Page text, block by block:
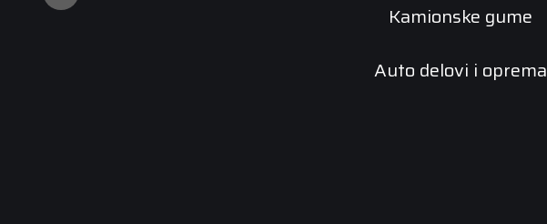
Kamionske gume
Auto delovi i oprema